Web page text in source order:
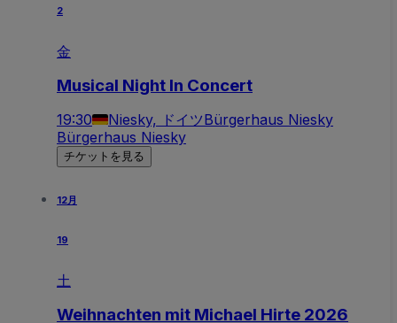
2
金
Musical Night In Concert
19:30 Niesky, ドイツBürgerhaus Niesky
Bürgerhaus Niesky
チケットを見る
12月
19
土
Weihnachten mit Michael Hirte 2026